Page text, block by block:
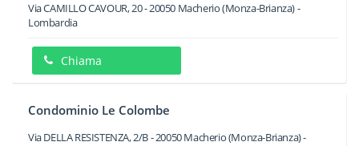
Via CAMILLO CAVOUR, 20-20050 Macherio(Monza-Brianza) -
Lombardia
Chiama
Condominio Le Colombe
Via DELLA RESISTENZA, 2/B-20050Macherio(Monza-Brianza) -